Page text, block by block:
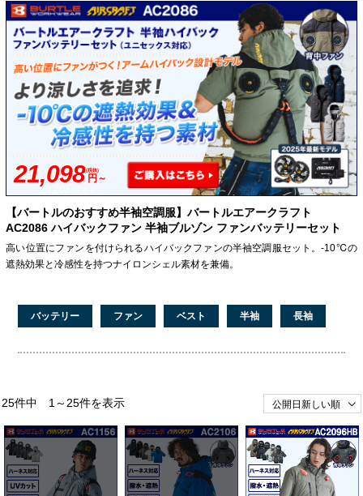
21,098 円～
(税抜)
23,208
【バートルのおすすめ半袖空調服】バートルエアークラフト
AC2086 ハイバックファン 半袖ブルゾン ファンバッテリーセット
高い位置にファンを付けられるハイバックファンの半袖空調服セット。-10℃の
遮熱効果と冷感性を持つナイロンシェル素材を兼備。
バッテリー ファン ベスト 半袖 長袖
25件中 1～25件を表示